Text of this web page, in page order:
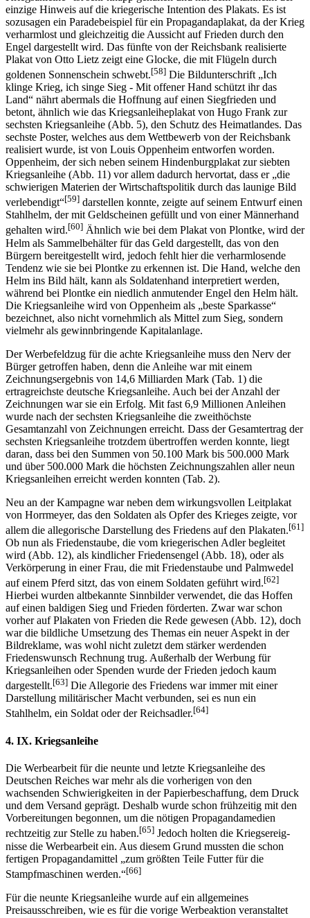
einzige Hinweis auf die kriegerische Intention des Plakats. Es ist
sozusagen ein Paradebeispiel für ein Propagandaplakat, da der Krieg
verharmlost und gleichzeitig die Aussicht auf Frieden durch den
Engel dargestellt wird. Das fünfte von der Reichsbank realisierte
Plakat von Otto Lietz zeigt eine Glocke, die mit Flügeln durch
goldenen Sonnenschein schwebt.[58] Die Bildunterschrift „Ich
klinge Krieg, ich singe Sieg - Mit offener Hand schützt ihr das
Land“ nährt abermals die Hoffnung auf einen Siegfrieden und
betont, ähnlich wie das Kriegsanleiheplakat von Hugo Frank zur
sechsten Kriegsanleihe (Abb. 5), den Schutz des Heimatlandes. Das
sechste Poster, welches aus dem Wettbewerb von der Reichsbank
realisiert wurde, ist von Louis Oppenheim entworfen worden.
Oppenheim, der sich neben seinem Hindenburgplakat zur siebten
Kriegsanleihe (Abb. 11) vor allem dadurch hervortat, dass er „die
schwierigen Materien der Wirtschaftspolitik durch das launige Bild
verlebendigt“[59] darstellen konnte, zeigte auf seinem Entwurf einen
Stahlhelm, der mit Geldscheinen gefüllt und von einer Männerhand
gehalten wird.[60] Ähnlich wie bei dem Plakat von Plontke, wird der
Helm als Sammelbehälter für das Geld dargestellt, das von den
Bürgern bereitgestellt wird, jedoch fehlt hier die verharmlosende
Tendenz wie sie bei Plontke zu erkennen ist. Die Hand, welche den
Helm ins Bild hält, kann als Soldatenhand interpretiert werden,
während bei Plontke ein niedlich anmutender Engel den Helm hält.
Die Kriegsanleihe wird von Oppenheim als „beste Sparkasse“
bezeichnet, also nicht vornehmlich als Mittel zum Sieg, sondern
vielmehr als gewinnbringende Kapitalanlage.
Der Werbefeldzug für die achte Kriegsanleihe muss den Nerv der
Bürger getroffen haben, denn die Anleihe war mit einem
Zeichnungsergebnis von 14,6 Milliarden Mark (Tab. 1) die
ertragreichste deutsche Kriegsanleihe. Auch bei der Anzahl der
Zeichnungen war sie ein Erfolg. Mit fast 6,9 Millionen Anleihen
wurde nach der sechsten Kriegsanleihe die zweithöchste
Gesamtanzahl von Zeichnungen erreicht. Dass der Gesamtertrag der
sechsten Kriegsanleihe trotzdem übertroffen werden konnte, liegt
daran, dass bei den Summen von 50.100 Mark bis 500.000 Mark
und über 500.000 Mark die höchsten Zeichnungszahlen aller neun
Kriegsanleihen erreicht werden konnten (Tab. 2).
Neu an der Kampagne war neben dem wirkungsvollen Leitplakat
von Horrmeyer, das den Soldaten als Opfer des Krieges zeigte, vor
allem die allegorische Darstellung des Friedens auf den Plakaten.[61]
Ob nun als Friedenstaube, die vom kriegerischen Adler begleitet
wird (Abb. 12), als kindlicher Friedensengel (Abb. 18), oder als
Verkörperung in einer Frau, die mit Friedenstaube und Palmwedel
auf einem Pferd sitzt, das von einem Soldaten geführt wird.[62]
Hierbei wurden altbekannte Sinnbilder verwendet, die das Hoffen
auf einen baldigen Sieg und Frieden förderten. Zwar war schon
vorher auf Plakaten von Frieden die Rede gewesen (Abb. 12), doch
war die bildliche Umsetzung des Themas ein neuer Aspekt in der
Bildreklame, was wohl nicht zuletzt dem stärker werdenden
Friedenswunsch Rechnung trug. Außerhalb der Werbung für
Kriegsanleihen oder Spenden wurde der Frieden jedoch kaum
dargestellt.[63] Die Allegorie des Friedens war immer mit einer
Darstellung militärischer Macht verbunden, sei es nun ein
Stahlhelm, ein Soldat oder der Reichsadler.[64]
4. IX. Kriegsanleihe
Die Werbearbeit für die neunte und letzte Kriegsanleihe des
Deutschen Reiches war mehr als die vorherigen von den
wachsenden Schwierigkeiten in der Papierbeschaffung, dem Druck
und dem Versand geprägt. Deshalb wurde schon frühzeitig mit den
Vorbereitungen begonnen, um die nötigen Pro­pa­gan­damedien
rechtzeitig zur Stelle zu haben.[65] Jedoch holten die Kriegs­ereig­
nisse die Werbearbeit ein. Aus diesem Grund mussten die schon
fertigen Propagandamittel „zum größten Teile Futter für die
Stampfmaschinen werden.“[66]
Für die neunte Kriegsanleihe wurde auf ein allgemeines
Preisausschreiben, wie es für die vorige Werbeaktion veranstaltet